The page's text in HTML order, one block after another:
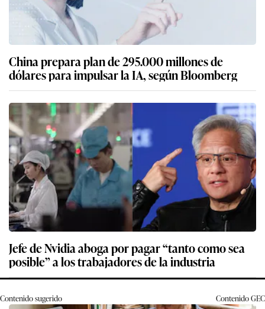
China prepara plan de 295.000 millones de
dólares para impulsar la IA, según Bloomberg
Jefe de Nvidia aboga por pagar “tanto como sea
posible” a los trabajadores de la industria
Contenido sugerido ContenidoGEC